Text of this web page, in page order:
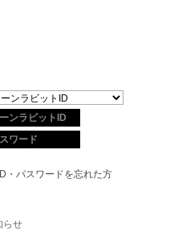
ID・パスワードを忘れた方